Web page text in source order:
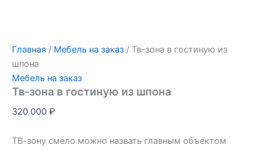
Главная / Мебель на заказ / Тв-зона в гостиную из
шпона
Мебель на заказ
Тв-зона в гостиную из шпона
320 000 ₽
ТВ-зону смело можно назвать главным объектом